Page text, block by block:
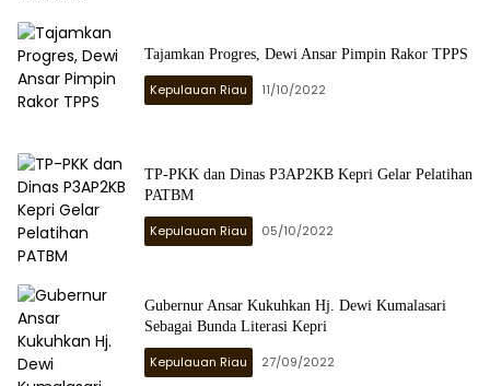
Tajamkan Progres, Dewi Ansar Pimpin Rakor TPPS
Kepulauan Riau 11/10/2022
TP-PKK dan Dinas P3AP2KB Kepri Gelar Pelatihan
PATBM
Kepulauan Riau 05/10/2022
Gubernur Ansar Kukuhkan Hj. Dewi Kumalasari
Sebagai Bunda Literasi Kepri
Kepulauan Riau 27/09/2022